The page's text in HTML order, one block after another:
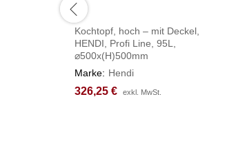
Kochtopf, hoch – mit Deckel,
HENDI, Profi Line, 95L,
⌀500x(H)500mm
Marke: Hendi
326,25 € exkl. MwSt.
326,25 € exkl. MwSt.